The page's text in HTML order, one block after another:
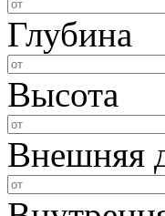
Глубина
Высота
Внешняя